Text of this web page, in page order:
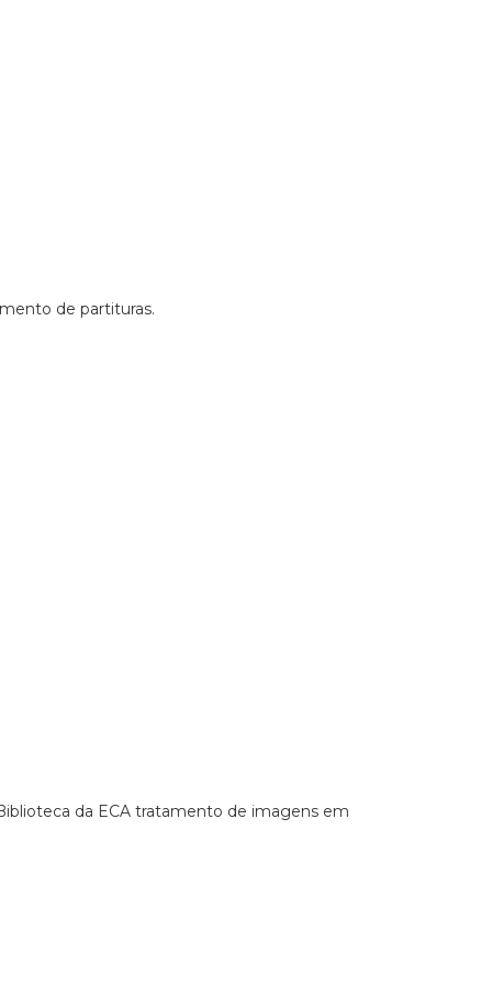
de partituras.
da ECA tratamento de imagens em